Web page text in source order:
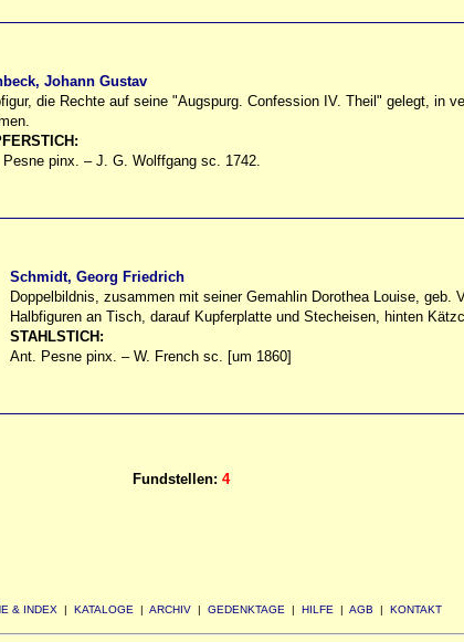
Johann Gustav
die Rechte auf seine "Augspurg. Confession IV. Theil" gelegt, in
pinx. – J. G. Wolffgang sc. 1742.
Schmidt, Georg Friedrich
Doppelbildnis, zusammen mit seiner Gemahlin Dorothea Louise, geb.
Halbfiguren an Tisch, darauf Kupferplatte und Stecheisen, hinten
STAHLSTICH:
Ant. Pesne pinx. – W. French sc. [um 1860]
Fundstellen: 4
& INDEX | KATALOGE | ARCHIV| GEDENKTAGE | HILFE | AGB | KONTAKT